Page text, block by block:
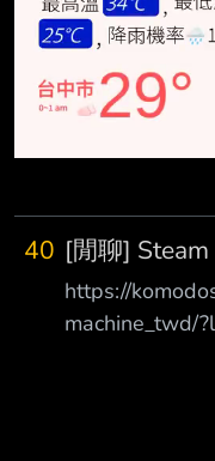
40 [閒聊]
https://
machine_twd/